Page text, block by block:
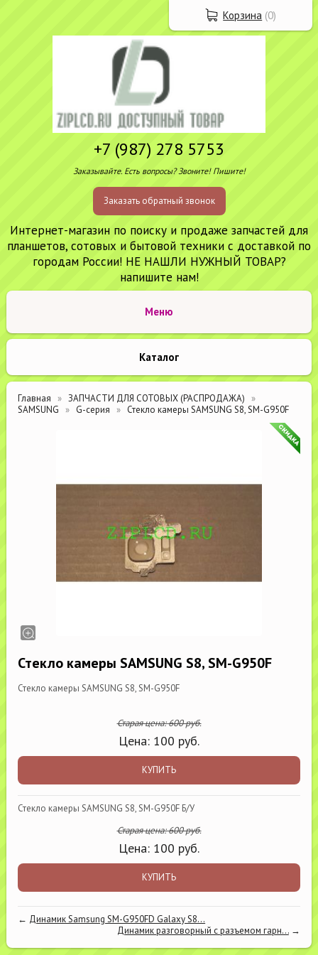
+7 (987) 278 5753
Заказывайте. Есть вопросы? Звоните! Пишите!
Заказать обратный звонок
Интернет-магазин по поиску и продаже запчастей для
планшетов, сотовых и бытовой техники с доставкой по
городам России! НЕ НАШЛИ НУЖНЫЙ ТОВАР?
напишите нам!
Каталог
Главная
ЗАПЧАСТИ ДЛЯ СОТОВЫХ (РАСПРОДАЖА)
SAMSUNG
G-серия Стекло камеры SAMSUNG S8, SM-G950F
Стекло камеры SAMSUNG S8, SM-G950F
Стекло камеры SAMSUNG S8, SM-G950F
Старая цена:600руб.
Цена: 100 руб.
КУПИТЬ
Стекло камеры SAMSUNG S8, SM-G950F Б/У
Старая цена:600руб.
Цена: 100 руб.
КУПИТЬ
← Динамик Samsung SM-G950FD Galaxy S8...
Динамик разговорный с разъемом гарн...→
Корзина (0)